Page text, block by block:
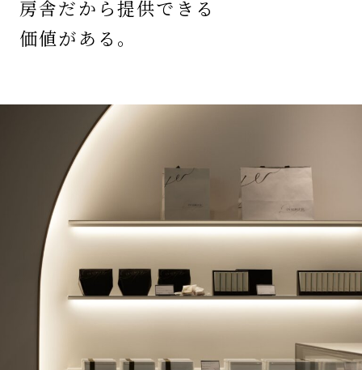
房舎だから提供できる
価値がある。